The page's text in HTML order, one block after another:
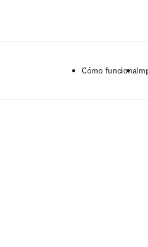
Cómo funciona